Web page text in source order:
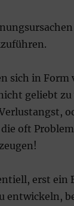
sich in Form
geliebt zu
oft
erst ein
entwickeln,